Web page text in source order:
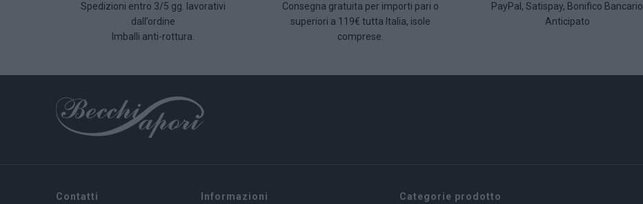
Spedizioni entro 3/5 gg. lavorativi
dall’ordine
Imballi anti-rottura.
Consegna gratuita per importi pari o
superiori a 119€ tutta Italia, isole
comprese.
PayPal, Satispay, Bonifico Bancario
Anticipato
Contatti Informazioni Categorie prodotto